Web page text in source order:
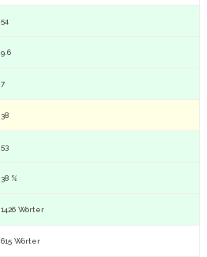
54
9.6
7
38
53
38 %
1426 Wörter
615 Wörter